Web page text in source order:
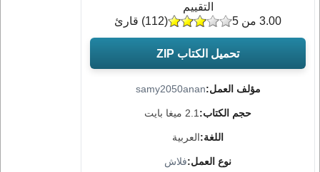
مؤلف العمل:samy2050anan
حجم الكتاب: 2.1 ميغا بايت
اللغة:العربية
نوع العمل:فلاش
التقييم
(
112) قارئ 3.00 من 5
تحميل الكتاب ZIP